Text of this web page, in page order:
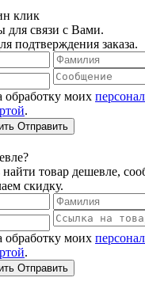
клик
для связи с Вами.
подтверждения заказа.
обработку моих
.
Отправить
товар дешевле,
скидку.
обработку моих
.
Отправить